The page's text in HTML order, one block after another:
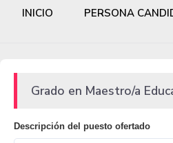
INICIO PERSONA
Grado en Maestro/a
Descripción del puesto ofertado